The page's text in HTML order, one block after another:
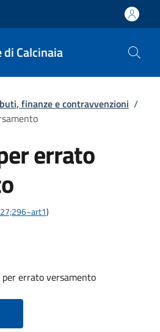
di Calcinaia
finanze e contravvenzioni /
errato
)
errato versamento